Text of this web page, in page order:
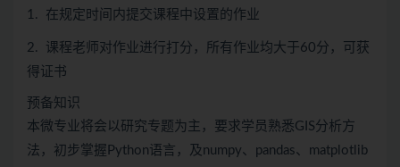
1. 在规定时间内提交课程中设置的作业
2. 课程老师对作业进行打分，所有作业均大于60分，可获
得证书
预备知识
本微专业将会以研究专题为主，要求学员熟悉GIS分析方
法，初步掌握Python语言，及numpy、pandas、matplotlib